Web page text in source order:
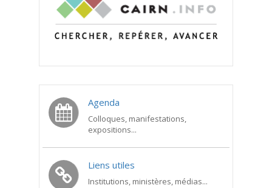
Agenda
Colloques, manifestations,
expositions...
Liens utiles
Institutions, ministères, médias...